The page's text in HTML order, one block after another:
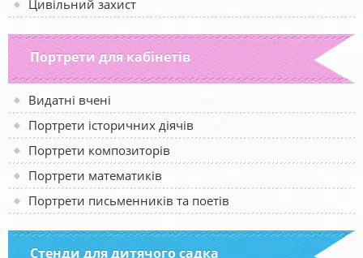
Цивільний захист
Портрети для кабінетів
Видатні вчені
Портрети історичних діячів
Портрети композиторів
Портрети математиків
Портрети письменників та поетів
Стенди для дитячого садка